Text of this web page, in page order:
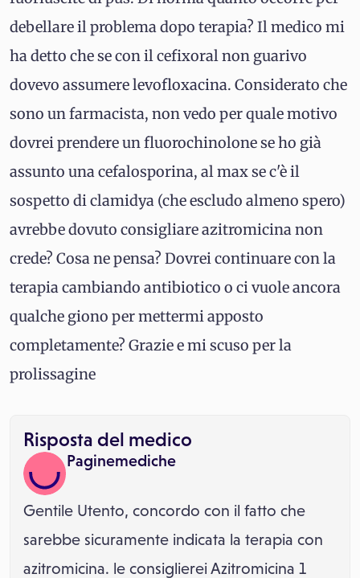
debellare il problema dopo terapia? Il medico mi
ha detto che se con il cefixoral non guarivo
dovevo assumere levofloxacina. Considerato che
sono un farmacista, non vedo per quale motivo
dovrei prendere un fluorochinolone se ho già
assunto una cefalosporina, al max se c'è il
sospetto di clamidya (che escludo almeno spero)
avrebbe dovuto consigliare azitromicina non
crede? Cosa ne pensa? Dovrei continuare con la
terapia cambiando antibiotico o ci vuole ancora
qualche giono per mettermi apposto
completamente? Grazie e mi scuso per la
prolissagine
Risposta del medico
Paginemediche
Gentile Utento, concordo con il fatto che
sarebbe sicuramente indicata la terapia con
azitromicina. le consiglierei Azitromicina 1